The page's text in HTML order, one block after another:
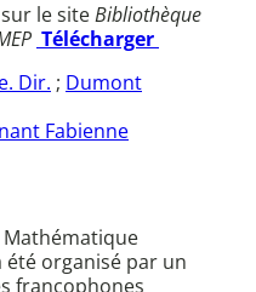
le siteBibliothèque
Télécharger
Dir. ; Dumont
Fabienne
Mathématique
été organisé par un
francophones